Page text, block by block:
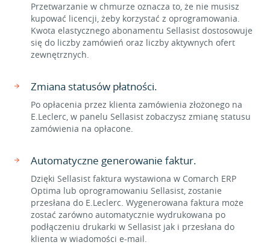
Przetwarzanie w chmurze oznacza to, że nie musisz
kupować licencji, żeby korzystać z oprogramowania.
Kwota elastycznego abonamentu Sellasist dostosowuje
się do liczby zamówień oraz liczby aktywnych ofert
zewnętrznych.
Zmiana statusów płatności.
Po opłacenia przez klienta zamówienia złożonego na
E.Leclerc, w panelu Sellasist zobaczysz zmianę statusu
zamówienia na opłacone.
Automatyczne generowanie faktur.
Dzięki Sellasist faktura wystawiona w Comarch ERP
Optima lub oprogramowaniu Sellasist, zostanie
przesłana do E.Leclerc. Wygenerowana faktura może
zostać zarówno automatycznie wydrukowana po
podłączeniu drukarki w Sellasist jak i przesłana do
klienta w wiadomości e-mail.